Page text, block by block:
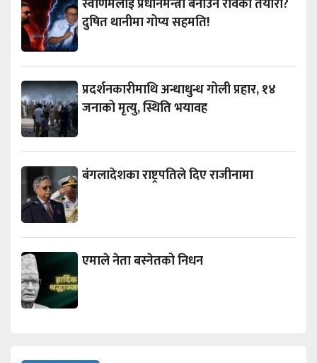
दुषित थानीमा गोप्य सहमति!
प्रदर्शनकारीमाथि अन्धाधुन्ध गोली प्रहार, १४
जनाको मृत्यु, स्थिति भयावह
बंगलादेशका राष्ट्रपतिले दिए राजीनामा
एमाले नेता बस्नेतको निधन